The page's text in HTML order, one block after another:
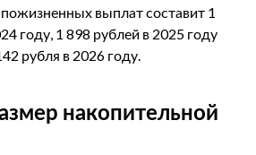
выплат составит 1
году, 1 898 рублей в 2025 году
рубля в 2026 году.
накопительной